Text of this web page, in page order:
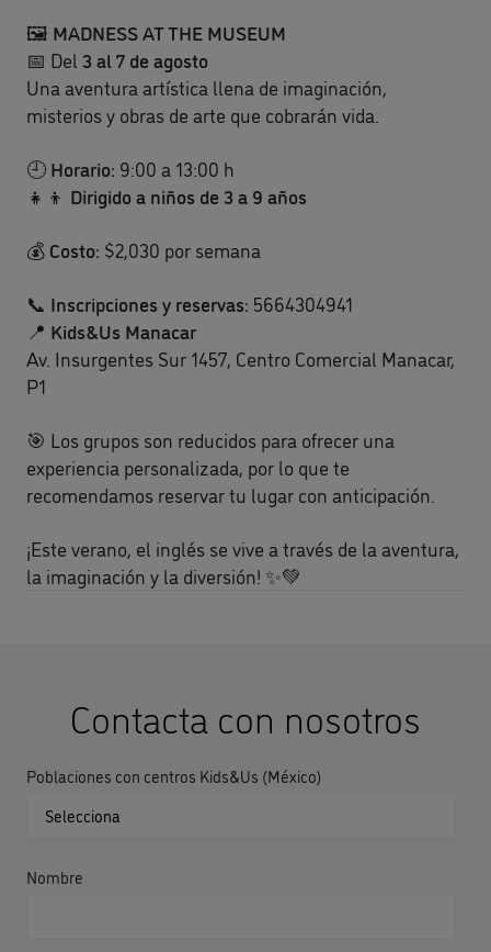
🖼️ MADNESS AT THE MUSEUM
📅 Del 3 al 7 de agosto
Una aventura artística llena de imaginación,
misterios y obras de arte que cobrarán vida.
🕘 Horario: 9:00 a 13:00 h
👧👦 Dirigido a niños de 3 a 9 años
💰 Costo: $2,030 por semana
📞 Inscripciones y reservas: 5664304941
📍 Kids&Us Manacar
Av. Insurgentes Sur 1457, Centro Comercial Manacar,
P1
🎯 Los grupos son reducidos para ofrecer una
experiencia personalizada, por lo que te
recomendamos reservar tu lugar con anticipación.
¡Este verano, el inglés se vive a través de la aventura,
la imaginación y la diversión! ✨💚
Contacta con nosotros
Poblaciones con centros Kids&Us (México)
Nombre